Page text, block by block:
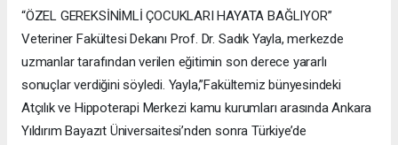
“ÖZEL GEREKSİNİMLİ ÇOCUKLARI HAYATA BAĞLIYOR”
Veteriner Fakültesi Dekanı Prof. Dr. Sadık Yayla, merkezde
uzmanlar tarafından verilen eğitimin son derece yararlı
sonuçlar verdiğini söyledi. Yayla,”Fakültemiz bünyesindeki
Atçılık ve Hippoterapi Merkezi kamu kurumları arasında Ankara
Yıldırım Bayazıt Üniversaitesi’nden sonra Türkiye’de